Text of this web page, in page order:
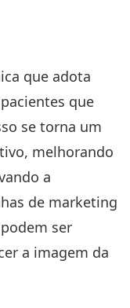
que adota
que
se torna um
melhorando
a
de marketing
ser
a imagem da